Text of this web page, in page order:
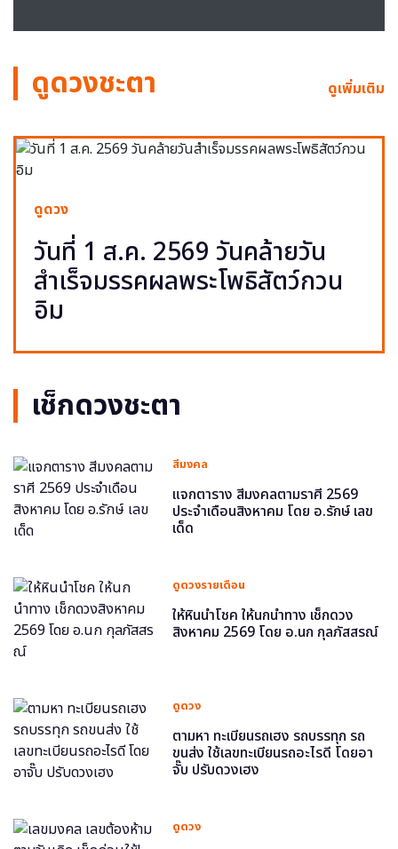
ดูดวงชะตา ดูเพิ่มเติม
ดูดวง
วันที่ 1 ส.ค. 2569 วันคล้ายวัน
สำเร็จมรรคผลพระโพธิสัตว์กวน
อิม
เช็กดวงชะตา
สีมงคล
แจกตาราง สีมงคลตามราศี 2569
ประจำเดือนสิงหาคม โดย อ.รักษ์ เลข
เด็ด
ดูดวงรายเดือน
ให้หินนำโชค ให้นกนำทาง เช็กดวง
สิงหาคม 2569 โดย อ.นก กุลภัสสรณ์
ดูดวง
ตามหา ทะเบียนรถเฮง รถบรรทุก รถ
ขนส่ง ใช้เลขทะเบียนรถอะไรดี โดยอา
จั๊บ ปรับดวงเฮง
ดูดวง